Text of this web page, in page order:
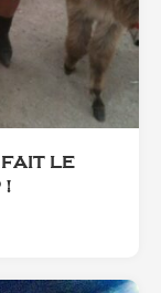
LE
!